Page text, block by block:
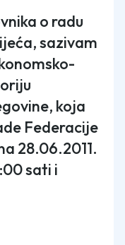
o radu
sazivam
koja
Federacije
28.06.2011.
sati i